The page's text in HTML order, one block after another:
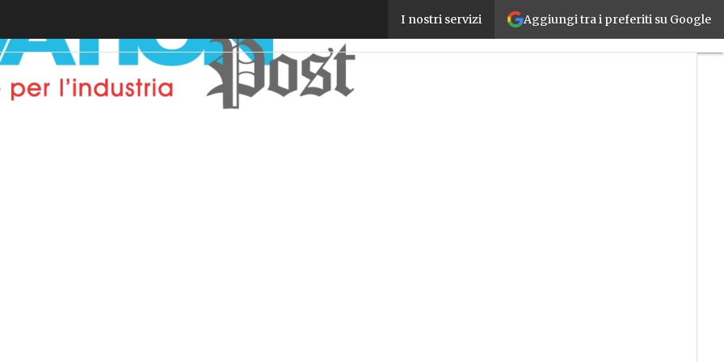
Aggiungi tra i preferiti su Google
I nostri servizi
L’allarme dell’industria europea delle macchine